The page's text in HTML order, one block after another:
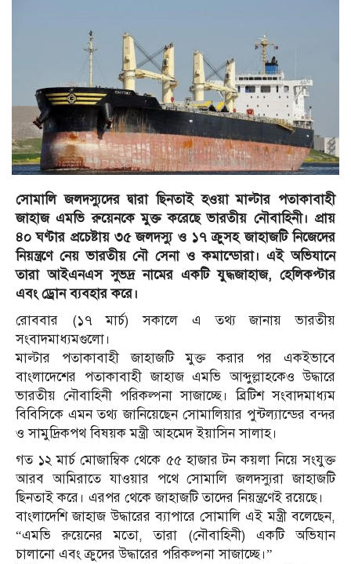
সোমালি জলদস্যুদের দ্বারা ছিনতাই হওয়া মাল্টার পতাকাবাহী
জাহাজ এমভি রুয়েনকে মুক্ত করেছে ভারতীয় নৌবাহিনী। প্রায়
৪০ ঘণ্টার প্রচেষ্টায় ৩৫ জলদস্যু ও ১৭ ক্রুসহ জাহাজটি নিজেদের
নিয়ন্ত্রণে নেয় ভারতীয় নৌ সেনা ও কমান্ডোরা। এই অভিযানে
তারা আইএনএস সুভদ্র নামের একটি যুদ্ধজাহাজ, হেলিকপ্টার
এবং ড্রোন ব্যবহার করে।
রোববার (১৭ মার্চ) সকালে এ তথ্য জানায় ভারতীয়
সংবাদমাধ্যমগুলো।
মাল্টার পতাকাবাহী জাহাজটি মুক্ত করার পর একইভাবে
বাংলাদেশের পতাকাবাহী জাহাজ এমভি আব্দুল্লাহকেও উদ্ধারে
ভারতীয় নৌবাহিনী পরিকল্পনা সাজাচ্ছে। ব্রিটিশ সংবাদমাধ্যম
বিবিসিকে এমন তথ্য জানিয়েছেন সোমালিয়ার পুন্টল্যান্ডের বন্দর
ও সামুদ্রিকপথ বিষয়ক মন্ত্রী আহমেদ ইয়াসিন সালাহ।
গত ১২ মার্চ মোজাম্বিক থেকে ৫৫ হাজার টন কয়লা নিয়ে সংযুক্ত
আরব আমিরাতে যাওয়ার পথে সোমালি জলদস্যুরা জাহাজটি
ছিনতাই করে। এরপর থেকে জাহাজটি তাদের নিয়ন্ত্রণেই রয়েছে।
বাংলাদেশি জাহাজ উদ্ধারের ব্যাপারে সোমালি এই মন্ত্রী বলেছেন,
“এমভি রুয়েনের মতো, তারা (নৌবাহিনী) একটি অভিযান
চালানো এবং ক্রুদের উদ্ধারের পরিকল্পনা সাজাচ্ছে।”